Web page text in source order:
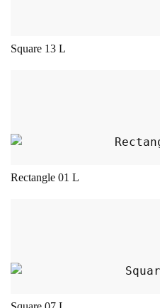
Square 13 L
Rectangle 01 L